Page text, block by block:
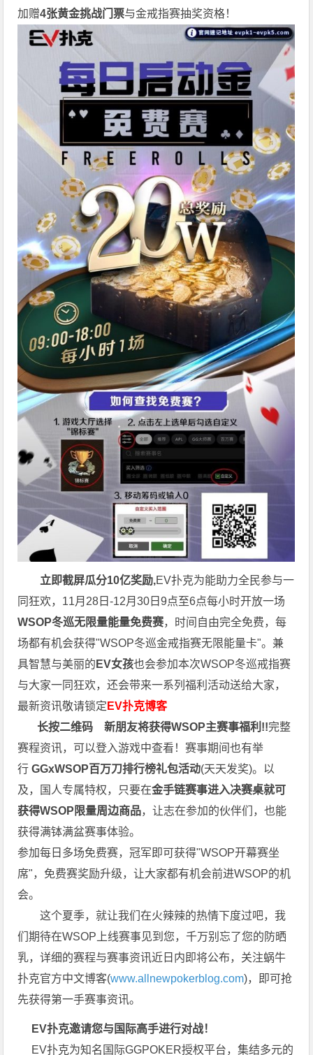
加赠4张黄金挑战门票与金戒指赛抽奖资格！
立即截屏瓜分10亿奖励,EV扑克为能助力全民参与一
同狂欢，11月28日-12月30日9点至6点每小时开放一场
WSOP冬巡无限量能量免费赛，时间自由完全免费，每
场都有机会获得"WSOP冬巡金戒指赛无限能量卡"。兼
具智慧与美丽的 EV女孩也会参加本次WSOP冬巡戒指赛
与大家一同狂欢，还会带来一系列福利活动送给大家，
最新资讯敬请锁定 EV扑克博客
长按二维码新朋友将获得WSOP主赛事福利!!完整
赛程资讯，可以登入游戏中查看！赛事期间也有举
行 GGxWSOP百万刀排行榜礼包活动(天天发奖)。以
及，国人专属特权，只要在金手链赛事进入决赛桌就可
获得WSOP限量周边商品，让志在参加的伙伴们，也能
获得满钵满盆赛事体验。
参加每日多场免费赛，冠军即可获得"WSOP开幕赛坐
席"，免费赛奖励升级，让大家都有机会前进WSOP的机
会。
这个夏季，就让我们在火辣辣的热情下度过吧，我
们期待在WSOP上线赛事见到您，千万别忘了您的防晒
乳，详细的赛程与赛事资讯近日内即将公布，关注蜗牛
扑克官方中文博客(www.allnewpokerblog.com)，即可抢
先获得第一手赛事资讯。
EV扑克邀请您与国际高手进行对战！
EV扑克为知名国际GGPOKER授权平台，集结多元的